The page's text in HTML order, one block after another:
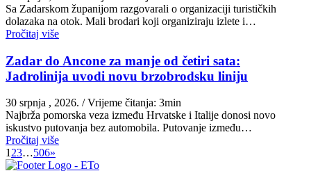
Sa Zadarskom županijom razgovarali o organizaciji turističkih
dolazaka na otok. Mali brodari koji organiziraju izlete i…
Pročitaj više
Zadar do Ancone za manje od četiri sata:
Jadrolinija uvodi novu brzobrodsku liniju
30 srpnja , 2026. / Vrijeme čitanja: 3min
Najbrža pomorska veza između Hrvatske i Italije donosi novo
iskustvo putovanja bez automobila. Putovanje između…
Pročitaj više
123…506»